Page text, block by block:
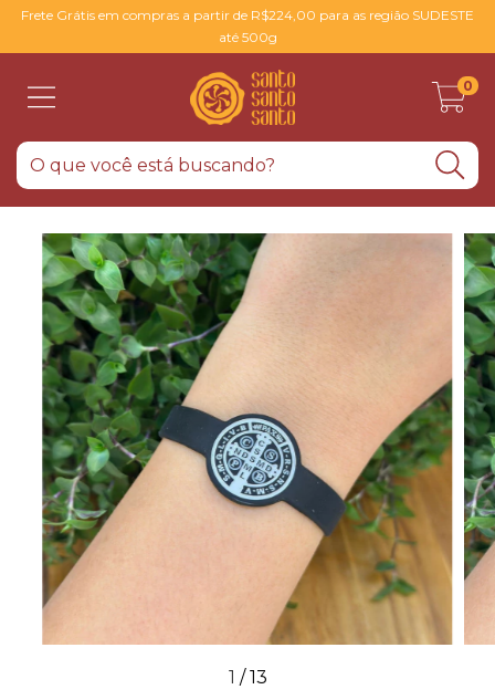
Frete Grátis em compras a partir de R$224,00 para as região SUDESTE
até 500g
0
1 /13